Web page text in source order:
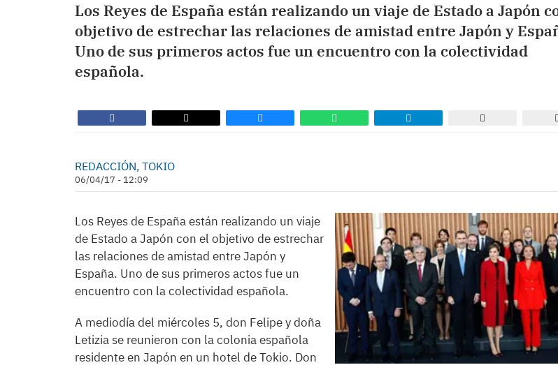
Los Reyes de España están realizando un viaje de Estado a Japón
objetivo de estrechar las relaciones de amistad entre Japón y
Uno de sus primeros actos fue un encuentro con la colectividad
española.
REDACCIÓN, TOKIO
06/04/17 - 12:09
Los Reyes de España están realizando un viaje
de Estado a Japón con el objetivo de estrechar
las relaciones de amistad entre Japón y
España. Uno de sus primeros actos fue un
encuentro con la colectividad española.
A mediodía del miércoles 5, don Felipe y doña
Letizia se reunieron con la colonia española
residente en Japón en un hotel de Tokio. Don